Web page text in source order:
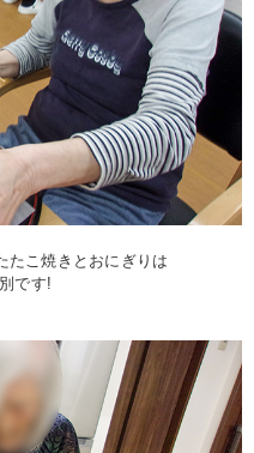
たこ焼きとおにぎりは
です!